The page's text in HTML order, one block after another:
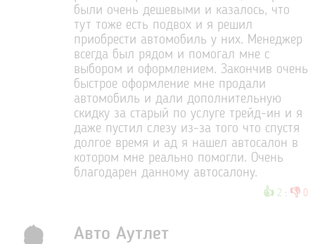
были очень дешевыми и казалось, что
тут тоже есть подвох и я решил
приобрести автомобиль у них. Менеджер
всегда был рядом и помогал мне с
выбором и оформлением. Закончив очень
быстрое оформление мне продали
автомобиль и дали дополнительную
скидку за старый по услуге трейд-ин и я
даже пустил слезу из-за того что спустя
долгое время и ад я нашел автосалон в
котором мне реально помогли. Очень
благодарен данному автосалону.
👍 2 : 👎 0
Авто Аутлет